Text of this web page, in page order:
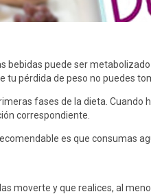
puede ser
pérdida de peso no puedes
fases de la dieta.
correspondiente.
es que consumas
moverte y que realices, al